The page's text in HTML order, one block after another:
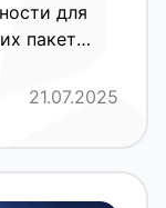
для
пакет
21.07.2025